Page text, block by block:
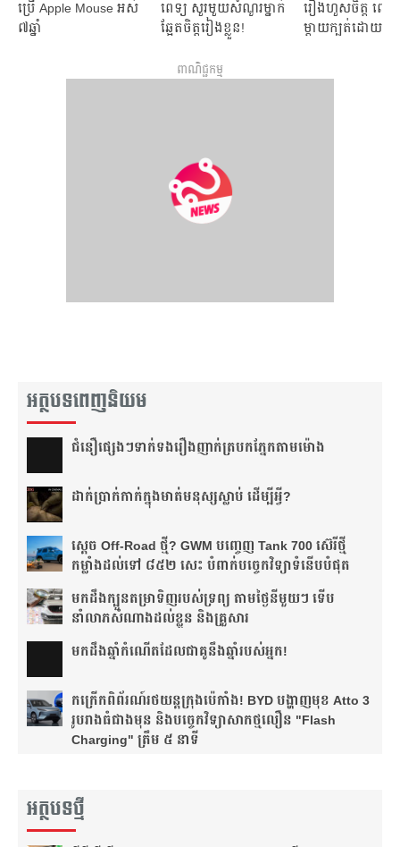
ប្រើ Apple Mouse អស់
៧ឆ្នាំ
ពេទ្យ​ សួរ​​មួយ​​សំណួរ​​ម្នាក់​​​
ឆ្អែត​​ចិត្ត​​រៀងខ្លួន​!
រឿងហួសចិត្ត ពេល
ម្ដាយក្បត់ដោយសា
ពាណិជ្ជកម្ម
អត្ថបទពេញនិយម
ជំនឿ​ផ្សេងៗ​ទាក់ទង​រឿង​ញាក់​ត្របក​ភ្នែក​តាម​ម៉ោង​
ដាក់​ប្រាក់​កាក់​ក្នុង​មាត់​មនុស្ស​ស្លាប់ ដើម្បី​អ្វី?
ស្តេច Off-Road ថ្មី? GWM បញ្ចេញ Tank 700 ស៊េរីថ្មី
កម្លាំងដល់ទៅ ៨៥២ សេះ បំពាក់បច្ចេកវិទ្យាទំនើបបំផុត
មកដឹងក្បួនតម្រាទិញរបស់ទ្រព្យ តាមថ្ងៃនីមួយៗ ទើប
នាំលាភសំណាងដល់ខ្លួន និងគ្រួសារ
មក​ដឹងឆ្នាំ​កំណើត​ដែល​ជា​គូ​នឹង​ឆ្នាំ​របស់​អ្នក!​
កក្រើកពិព័រណ៍រថយន្តក្រុងប៉េកាំង! BYD បង្ហាញមុខ Atto 3
រូបរាងធំជាងមុន និងបច្ចេកវិទ្យាសាកថ្មលឿន "Flash
Charging" ត្រឹម ៥ នាទី
អត្ថបទថ្មី